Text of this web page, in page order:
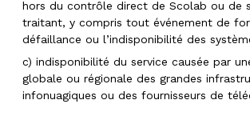
hors du contrôle direct de Scolab ou de
traitant, y compris tout événement de
défaillance ou l’indisponibilité des
c) indisponibilité du service causée par
globale ou régionale des grandes
infonuagiques ou des fournisseurs de